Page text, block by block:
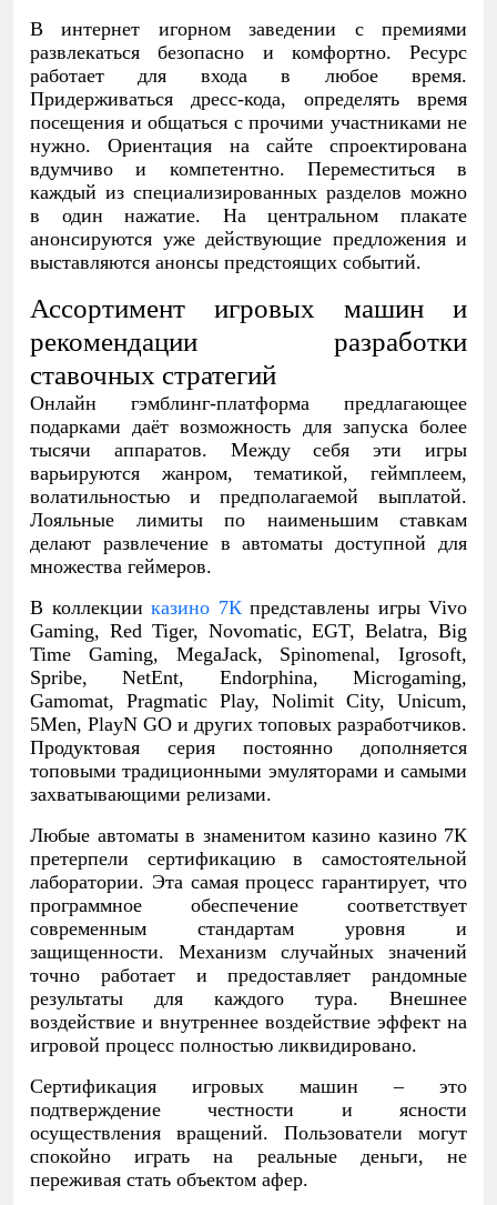
В интернет игорном заведении с премиями
развлекаться безопасно и комфортно. Ресурс
работает для входа в любое время.
Придерживаться дресс-кода, определять время
посещения и общаться с прочими участниками не
нужно. Ориентация на сайте спроектирована
вдумчиво и компетентно. Переместиться в
каждый из специализированных разделов можно
в один нажатие. На центральном плакате
анонсируются уже действующие предложения и
выставляются анонсы предстоящих событий.
Ассортимент игровых машин и
рекомендации разработки
ставочных стратегий
Онлайн гэмблинг-платформа предлагающее
подарками даёт возможность для запуска более
тысячи аппаратов. Между себя эти игры
варьируются жанром, тематикой, геймплеем,
волатильностью и предполагаемой выплатой.
Лояльные лимиты по наименьшим ставкам
делают развлечение в автоматы доступной для
множества геймеров.
В коллекции казино 7Кпредставлены игры Vivo
Gaming, Red Tiger, Novomatic, EGT, Belatra, Big
Time Gaming, MegaJack, Spinomenal, Igrosoft,
Spribe, NetEnt, Endorphina, Microgaming,
Gamomat, Pragmatic Play, Nolimit City, Unicum,
5Men, PlayN GO и других топовых разработчиков.
Продуктовая серия постоянно дополняется
топовыми традиционными эмуляторами и самыми
захватывающими релизами.
Любые автоматы в знаменитом казино казино 7К
претерпели сертификацию в самостоятельной
лаборатории. Эта самая процесс гарантирует, что
программное обеспечение соответствует
современным стандартам уровня и
защищенности. Механизм случайных значений
точно работает и предоставляет рандомные
результаты для каждого тура. Внешнее
воздействие и внутреннее воздействие эффект на
игровой процесс полностью ликвидировано.
Сертификация игровых машин – это
подтверждение честности и ясности
осуществления вращений. Пользователи могут
спокойно играть на реальные деньги, не
переживая стать объектом афер.